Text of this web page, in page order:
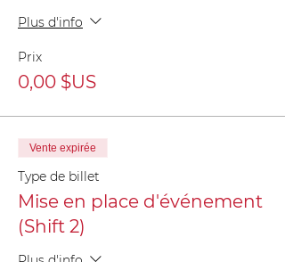
Plus d'info
Prix
0,00 $US
Vente expirée
Type de billet
Mise en place d'événement
(Shift 2)